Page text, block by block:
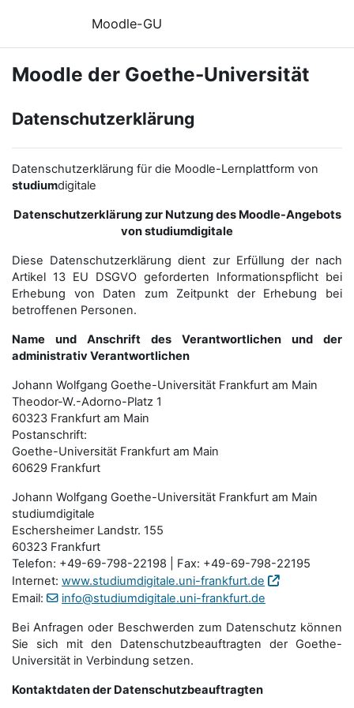
Moodle-GU
Moodle der Goethe-Universität
Datenschutzerklärung
Datenschutzerklärung für die Moodle-Lernplattform von
studiumdigitale
Datenschutzerklärung zur Nutzung des Moodle-Angebots
von studiumdigitale
Diese Datenschutzerklärung dient zur Erfüllung der nach
Artikel 13 EU DSGVO geforderten Informationspflicht bei
Erhebung von Daten zum Zeitpunkt der Erhebung bei
betroffenen Personen.
Name und Anschrift des Verantwortlichen und der
administrativ Verantwortlichen
Johann Wolfgang Goethe-Universität Frankfurt am Main
Theodor-W.-Adorno-Platz 1
60323 Frankfurt am Main
Postanschrift:
Goethe-Universität Frankfurt am Main
60629 Frankfurt
Johann Wolfgang Goethe-Universität Frankfurt am Main
studiumdigitale
Eschersheimer Landstr. 155
60323 Frankfurt
Telefon: +49-69-798-22198 | Fax: +49-69-798-22195
Internet: www.studiumdigitale.uni-frankfurt.de
Email:
info@studiumdigitale.uni-frankfurt.de
Bei Anfragen oder Beschwerden zum Datenschutz können
Sie sich mit den Datenschutz­beauftragten der Goethe-
Universität in Verbindung setzen.
Kontaktdaten der Datenschutzbeauftragten